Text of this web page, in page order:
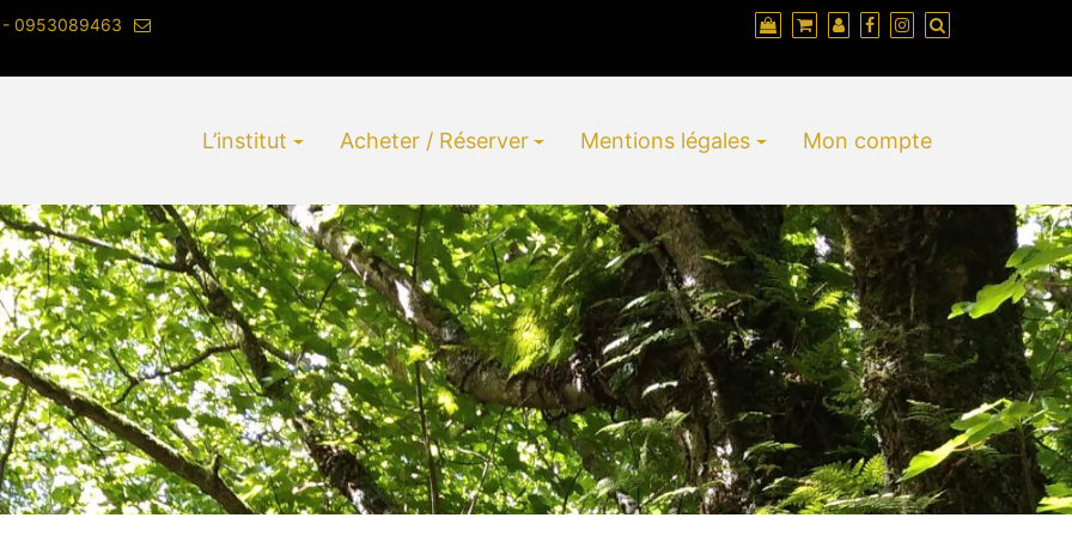
0953089463
L’institut Acheter / Réserver Mentions légales Mon compte